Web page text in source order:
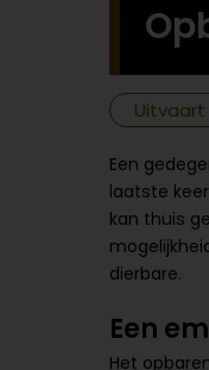
Uitvaart
Een
laatste
kan thuis
dierbare.
Een
Het